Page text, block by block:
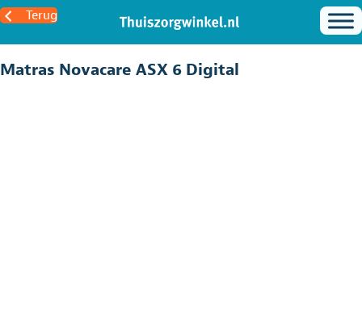
Terug
Matras Novacare ASX 6 Digital